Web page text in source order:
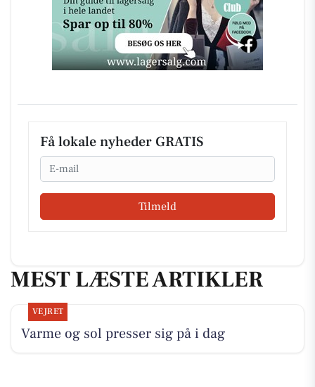
Få lokale nyheder GRATIS
Email
Tilmeld
MEST LÆSTE ARTIKLER
VEJRET
Varme og sol presser sig på i dag